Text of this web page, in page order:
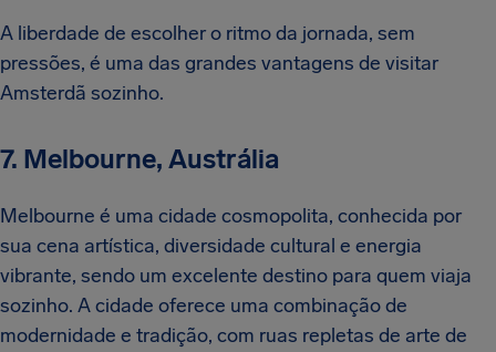
A liberdade de escolher o ritmo da jornada, sem
pressões, é uma das grandes vantagens de visitar
Amsterdã sozinho.
7. Melbourne, Austrália
Melbourne é uma cidade cosmopolita, conhecida por
sua cena artística, diversidade cultural e energia
vibrante, sendo um excelente destino para quem viaja
sozinho. A cidade oferece uma combinação de
modernidade e tradição, com ruas repletas de arte de